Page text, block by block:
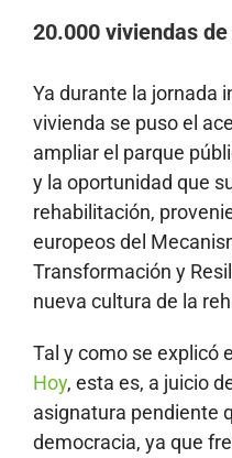
20.000 viviendas
Ya durante la jornada
vivienda se puso el
ampliar el parque
y la oportunidad que
rehabilitación,
europeos del
Transformación y
nueva cultura de la
Tal y como se explicó
Hoy, esta es, a juicio
asignatura pendiente
democracia, ya que